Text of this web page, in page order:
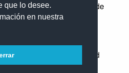
que lo desee.
en nuestra
que no requiere de
Su uso está
a la navegación por
Invitados no es posible
equipos conectados a la red
educativa.